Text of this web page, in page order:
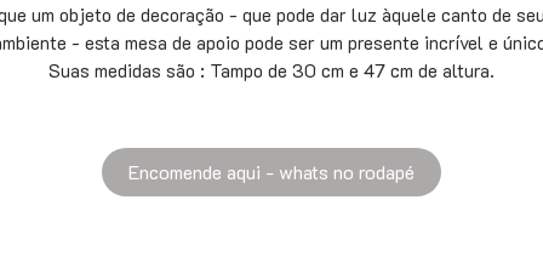
um objeto de decoração - que pode dar luz àquele canto de
- esta mesa de apoio pode ser um presente incrível e
Suas medidas são : Tampo de 30 cm e 47 cm de altura.
Encomende aqui - whats no rodapé